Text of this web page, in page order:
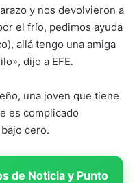
y nos devolvieron a
el frío, pedimos ayuda
allá tengo una amiga
dijo a EFE.
una joven que tiene
es complicado
cero.
de Noticia y Punto